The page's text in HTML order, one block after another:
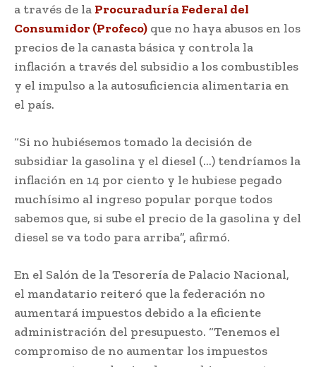
a través de la Procuraduría Federal del
Consumidor (Profeco) que no haya abusos en los
precios de la canasta básica y controla la
inflación a través del subsidio a los combustibles
y el impulso a la autosuficiencia alimentaria en
el país.
“Si no hubiésemos tomado la decisión de
subsidiar la gasolina y el diesel (…) tendríamos la
inflación en 14 por ciento y le hubiese pegado
muchísimo al ingreso popular porque todos
sabemos que, si sube el precio de la gasolina y del
diesel se va todo para arriba”, afirmó.
En el Salón de la Tesorería de Palacio Nacional,
el mandatario reiteró que la federación no
aumentará impuestos debido a la eficiente
administración del presupuesto. “Tenemos el
compromiso de no aumentar los impuestos